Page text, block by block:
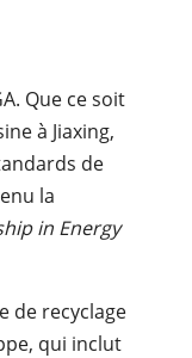
Que ce soit
à Jiaxing,
de
la
in Energy
de recyclage
qui inclut